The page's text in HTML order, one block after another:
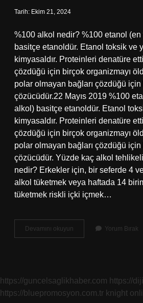
Tarih: Ekim 21, 2024
%100 alkol nedir? %100 etanol (en
basitçe etanoldür. Etanol toksik ve
kimyasaldır. Proteinleri denatüre
çözdüğü için birçok organizmayı
polar olmayan bağları çözdüğü
çözücüdür.22 Mayıs 2019 %100
alkol) basitçe etanoldür. Etanol
kimyasaldır. Proteinleri denatüre
çözdüğü için birçok organizmayı
polar olmayan bağları çözdüğü
çözücüdür. Yüzde kaç alkol
nedir? Erkekler için, bir seferde 4
alkol tüketmek veya haftada 14
tüketmek riskli içki içmek…
Devamını okuyun
Alkol
Yorum Bırak
https://guncelsaglikhaber.com https://
https://bluepromosyon.com.tr knight